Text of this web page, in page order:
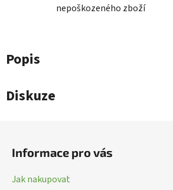
nepoškozeného zboží
Popis
Diskuze
Informace pro vás
Jak nakupovat